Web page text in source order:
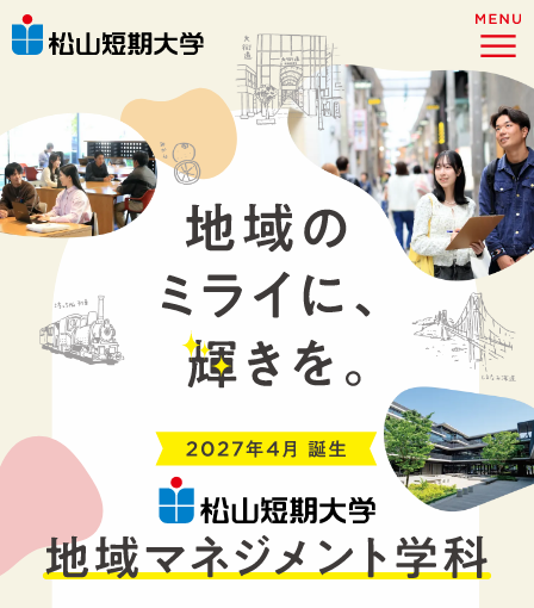
地域マネジメント学科とは？
学びの特色
カリキュラム
めざすミライ（履修モデル）
キャンパス施設
学費・アクセス